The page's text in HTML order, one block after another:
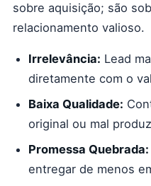
sobre aquisição; são
relacionamento valioso.
Irrelevância: Lead
diretamente com o
Baixa Qualidade:
original ou mal
Promessa Quebrada:
entregar de menos